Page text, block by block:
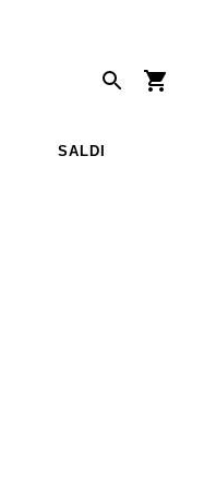
SALDI